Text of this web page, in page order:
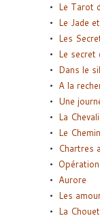
Le Tarot
Le Jade
Les
Le secret
Dans le
A la
Une
La
Le
Chartres
Aurore
Les
La